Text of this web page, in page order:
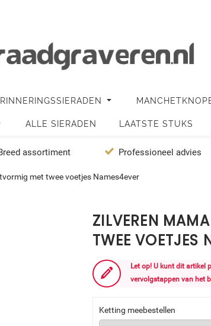
ALLE SIERADEN LAATSTE STUKS
assortiment Professioneel advies
met twee voetjes Names4ever
ZILVEREN
TWEE VOETJES
Let op! U kunt dit artikel
vervolgstappen van het
Ketting meebestellen